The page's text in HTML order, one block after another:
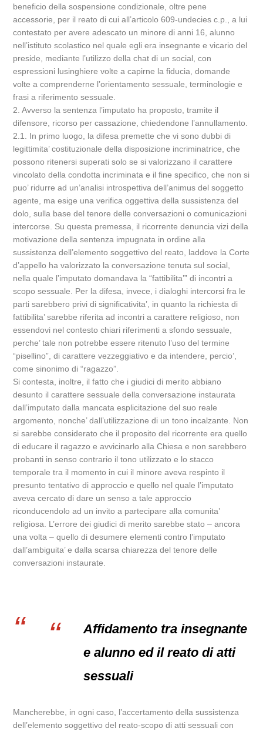
beneficio della sospensione condizionale, oltre pene
accessorie, per il reato di cui all’articolo 609-undecies c.p., a lui
contestato per avere adescato un minore di anni 16, alunno
nell’istituto scolastico nel quale egli era insegnante e vicario del
preside, mediante l’utilizzo della chat di un social, con
espressioni lusinghiere volte a capirne la fiducia, domande
volte a comprenderne l’orientamento sessuale, terminologie e
frasi a riferimento sessuale.
2. Avverso la sentenza l’imputato ha proposto, tramite il
difensore, ricorso per cassazione, chiedendone l’annullamento.
2.1. In primo luogo, la difesa premette che vi sono dubbi di
legittimita’ costituzionale della disposizione incriminatrice, che
possono ritenersi superati solo se si valorizzano il carattere
vincolato della condotta incriminata e il fine specifico, che non si
puo’ ridurre ad un’analisi introspettiva dell’animus del soggetto
agente, ma esige una verifica oggettiva della sussistenza del
dolo, sulla base del tenore delle conversazioni o comunicazioni
intercorse. Su questa premessa, il ricorrente denuncia vizi della
motivazione della sentenza impugnata in ordine alla
sussistenza dell’elemento soggettivo del reato, laddove la Corte
d’appello ha valorizzato la conversazione tenuta sul social,
nella quale l’imputato domandava la “fattibilita’” di incontri a
scopo sessuale. Per la difesa, invece, i dialoghi intercorsi fra le
parti sarebbero privi di significativita’, in quanto la richiesta di
fattibilita’ sarebbe riferita ad incontri a carattere religioso, non
essendovi nel contesto chiari riferimenti a sfondo sessuale,
perche’ tale non potrebbe essere ritenuto l’uso del termine
“pisellino”, di carattere vezzeggiativo e da intendere, percio’,
come sinonimo di “ragazzo”.
Si contesta, inoltre, il fatto che i giudici di merito abbiano
desunto il carattere sessuale della conversazione instaurata
dall’imputato dalla mancata esplicitazione del suo reale
argomento, nonche’ dall’utilizzazione di un tono incalzante. Non
si sarebbe considerato che il proposito del ricorrente era quello
di educare il ragazzo e avvicinarlo alla Chiesa e non sarebbero
probanti in senso contrario il tono utilizzato e lo stacco
temporale tra il momento in cui il minore aveva respinto il
presunto tentativo di approccio e quello nel quale l’imputato
aveva cercato di dare un senso a tale approccio
riconducendolo ad un invito a partecipare alla comunita’
religiosa. L’errore dei giudici di merito sarebbe stato – ancora
una volta – quello di desumere elementi contro l’imputato
dall’ambiguita’ e dalla scarsa chiarezza del tenore delle
conversazioni instaurate.
Affidamento tra insegnante
e alunno ed il reato di atti
sessuali
Mancherebbe, in ogni caso, l’accertamento della sussistenza
dell’elemento soggettivo del reato-scopo di atti sessuali con